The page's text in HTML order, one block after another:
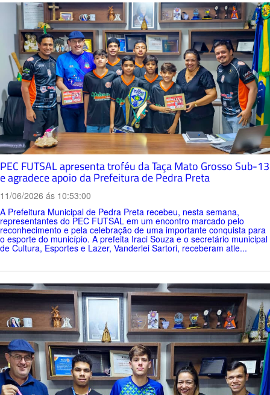
PEC FUTSAL apresenta troféu da Taça Mato Grosso Sub-13
e agradece apoio da Prefeitura de Pedra Preta
11/06/2026 ás 10:53:00
A Prefeitura Municipal de Pedra Preta recebeu, nesta semana,
representantes do PEC FUTSAL em um encontro marcado pelo
reconhecimento e pela celebração de uma importante conquista para
o esporte do município. A prefeita Iraci Souza e o secretário municipal
de Cultura, Esportes e Lazer, Vanderlei Sartori, receberam atle...